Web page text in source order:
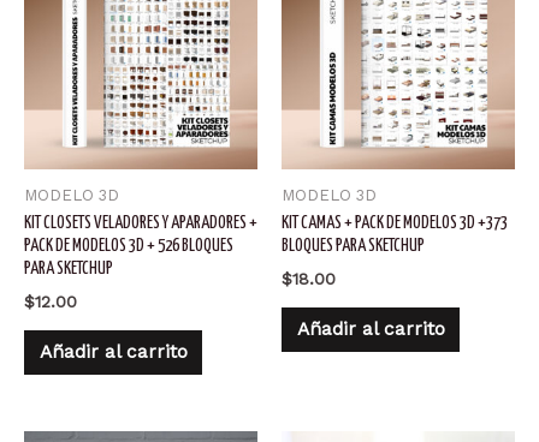
MODELO 3D
KIT CLOSETS VELADORES Y APARADORES +
PACK DE MODELOS 3D + 526 BLOQUES
PARA SKETCHUP
$12.00
Añadir al carrito
MODELO 3D
KIT CAMAS + PACK DE MODELOS 3D +373
BLOQUES PARA SKETCHUP
$18.00
Añadir al carrito